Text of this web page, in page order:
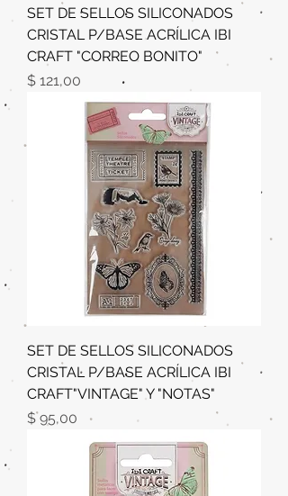
SET DE SELLOS SILICONADOS
CRISTAL P/BASE ACRÍLICA IBI
CRAFT "CORREO BONITO"
Precio
$ 121,00
SET DE SELLOS SILICONADOS
CRISTAL P/BASE ACRÍLICA IBI
CRAFT"VINTAGE" Y "NOTAS"
Precio
$ 95,00